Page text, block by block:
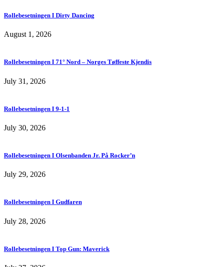
Rollebesetningen I Dirty Dancing
August 1, 2026
Rollebesetningen I 71° Nord – Norges Tøffeste Kjendis
July 31, 2026
Rollebesetningen I 9-1-1
July 30, 2026
Rollebesetningen I Olsenbanden Jr. På Rocker’n
July 29, 2026
Rollebesetningen I Gudfaren
July 28, 2026
Rollebesetningen I Top Gun: Maverick